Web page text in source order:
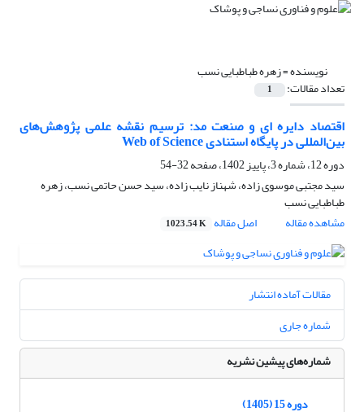
نویسنده =زهره طباطبایی نسب
تعداد مقالات: 1
اقتصاد دایره ای و صنعت مد: ترسیم نقشه علمی پژوهش‌های
بین‌المللی در پایگاه استنادی Web of Science
دوره 12، شماره 3، پاییز 1402، صفحه
32-54
سید مجتبی موسوی زاده، شهناز نایب زاده، سید حسن حاتمی نسب، زهره
طباطبایی نسب
مشاهده مقاله
اصل مقاله 1023.54 K
مقالات آماده انتشار
شماره جاری
شماره‌های پیشین نشریه
دوره 15 (1405)